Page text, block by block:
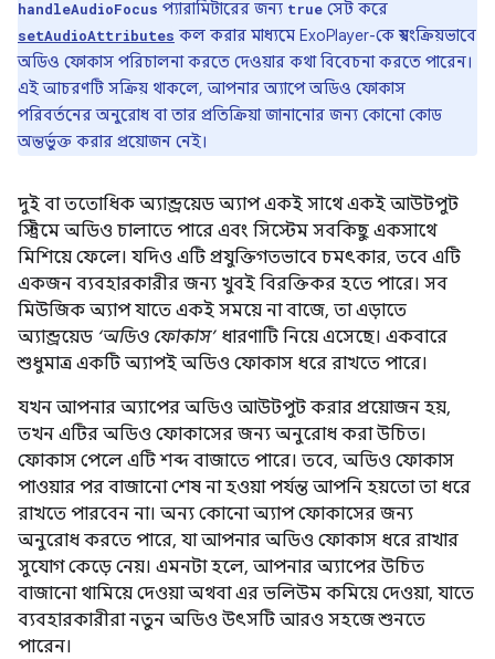
handleAudioFocus প্যারামিটারের জন্য true সেট করে
setAudioAttributes কল করার মাধ্যমে ExoPlayer-কে স্বয়ংক্রিয়ভাবে
অডিও ফোকাস পরিচালনা করতে দেওয়ার কথা বিবেচনা করতে পারেন।
এই আচরণটি সক্রিয় থাকলে, আপনার অ্যাপে অডিও ফোকাস
পরিবর্তনের অনুরোধ বা তার প্রতিক্রিয়া জানানোর জন্য কোনো কোড
অন্তর্ভুক্ত করার প্রয়োজন নেই।
দুই বা ততোধিক অ্যান্ড্রয়েড অ্যাপ একই সাথে একই আউটপুট
স্ট্রিমে অডিও চালাতে পারে এবং সিস্টেম সবকিছু একসাথে
মিশিয়ে ফেলে। যদিও এটি প্রযুক্তিগতভাবে চমৎকার, তবে এটি
একজন ব্যবহারকারীর জন্য খুবই বিরক্তিকর হতে পারে। সব
মিউজিক অ্যাপ যাতে একই সময়ে না বাজে, তা এড়াতে
অ্যান্ড্রয়েড ‘অডিও ফোকাস’ ধারণাটি নিয়ে এসেছে। একবারে
শুধুমাত্র একটি অ্যাপই অডিও ফোকাস ধরে রাখতে পারে।
যখন আপনার অ্যাপের অডিও আউটপুট করার প্রয়োজন হয়,
তখন এটির অডিও ফোকাসের জন্য অনুরোধ করা উচিত।
ফোকাস পেলে এটি শব্দ বাজাতে পারে। তবে, অডিও ফোকাস
পাওয়ার পর বাজানো শেষ না হওয়া পর্যন্ত আপনি হয়তো তা ধরে
রাখতে পারবেন না। অন্য কোনো অ্যাপ ফোকাসের জন্য
অনুরোধ করতে পারে, যা আপনার অডিও ফোকাস ধরে রাখার
সুযোগ কেড়ে নেয়। এমনটা হলে, আপনার অ্যাপের উচিত
বাজানো থামিয়ে দেওয়া অথবা এর ভলিউম কমিয়ে দেওয়া, যাতে
ব্যবহারকারীরা নতুন অডিও উৎসটি আরও সহজে শুনতে
পারেন।